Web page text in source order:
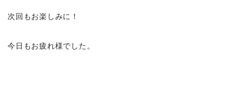
次回もお楽しみに！
今日もお疲れ様でした。